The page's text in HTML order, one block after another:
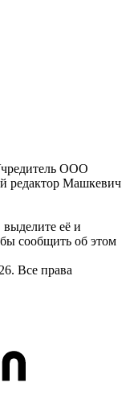
ООО
редактор Машкевич
её и
сообщить об этом
Все права